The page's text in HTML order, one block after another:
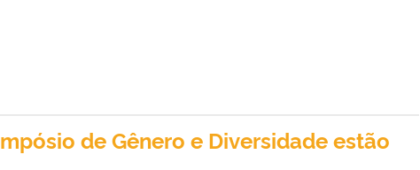
de Gênero e Diversidade estão